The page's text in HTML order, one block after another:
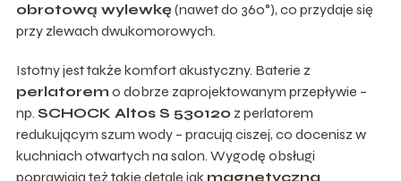
obrotową wylewkę(nawet do 360°), co przydaje się
przy zlewach dwukomorowych.
Istotny jest także komfort akustyczny. Baterie z
perlatorem o dobrze zaprojektowanym przepływie –
np. SCHOCK Altos S 530120 z perlatorem
redukującym szum wody – pracują ciszej, co docenisz w
kuchniach otwartych na salon. Wygodę obsługi
poprawiają też takie detale jak magnetyczna